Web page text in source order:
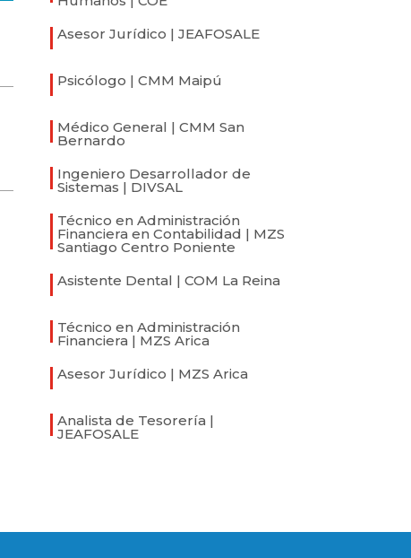
Asesor Jurídico | JEAFOSALE
Psicólogo | CMM Maipú
Médico General | CMM San
Bernardo
Ingeniero Desarrollador de
Sistemas | DIVSAL
Técnico en Administración
Financiera en Contabilidad | MZS
Santiago Centro Poniente
Asistente Dental | COM La Reina
Técnico en Administración
Financiera | MZS Arica
Asesor Jurídico | MZS Arica
Analista de Tesorería |
JEAFOSALE